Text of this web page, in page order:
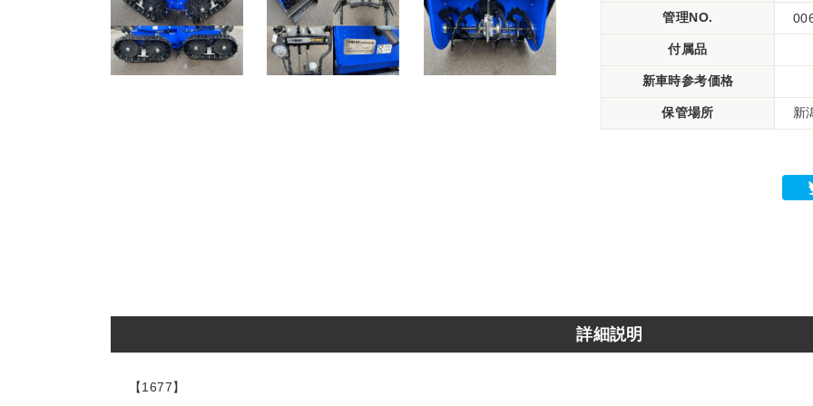
管理NO.
付属品
新車時参考価格
保管場所 新
詳細説明
【1677】